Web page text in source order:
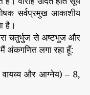
सर्वप्रमुख आकाशीय
है।
चतुर्भुज से अष्टभुज और
अंकगणित लगा रहा हूँ:
वायव्य और आग्नेय) – 8,